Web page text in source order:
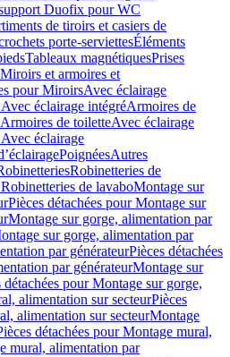
Duofix pour WC
de tiroirs et casiers de
porte-serviettesÉléments
Tableaux magnétiquesPrises
Miroirs et armoires et
pour MiroirsAvec éclairage
éclairage intégréArmoires de
de toiletteAvec éclairage
éclairage
PoignéesAutres
Robinetteries de
de lavaboMontage sur
Pièces détachées pour Montage sur
Montage sur gorge, alimentation par
sur gorge, alimentation par
par générateurPièces détachées
par générateurMontage sur
détachées pour Montage sur gorge,
alimentation sur secteurPièces
alimentation sur secteurMontage
détachées pour Montage mural,
mural, alimentation par